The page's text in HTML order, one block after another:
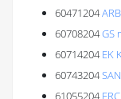
60471204
60708204GS
60714204 EK
60743204
61055204